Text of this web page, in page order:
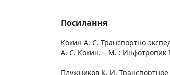
Посилання
Кокин А. С. Транспортно-
А. С. Кокин. – М. : Инфотропик
Плужников К. И.